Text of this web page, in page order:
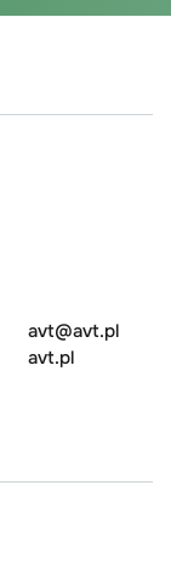
avt@avt.pl
avt.pl